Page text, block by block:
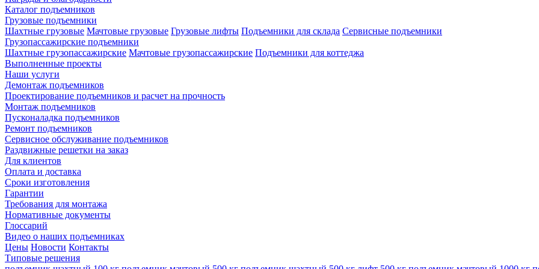
Каталог подъемников
Грузовые подъемники
Шахтные грузовые Мачтовые грузовые Грузовые лифты Подъемники для склада Сервисные подъемники
Грузопассажирские подъемники
Шахтные грузопассажирские Мачтовые грузопассажирские Подъемники для коттеджа
Выполненные проекты
Наши услуги
Демонтаж подъемников
Проектирование подъемников и расчет на прочность
Монтаж подъемников
Пусконаладка подъемников
Ремонт подъемников
Сервисное обслуживание подъемников
Раздвижные решетки на заказ
Для клиентов
Оплата и доставка
Сроки изготовления
Гарантии
Требования для монтажа
Нормативные документы
Глоссарий
Видео о наших подъемниках
Цены Новости Контакты
Типовые решения